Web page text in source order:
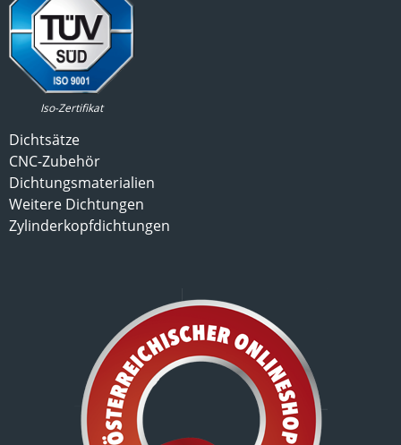
Iso-Zertifikat
Dichtsätze
CNC-Zubehör
Dichtungsmaterialien
Weitere Dichtungen
Zylinderkopfdichtungen